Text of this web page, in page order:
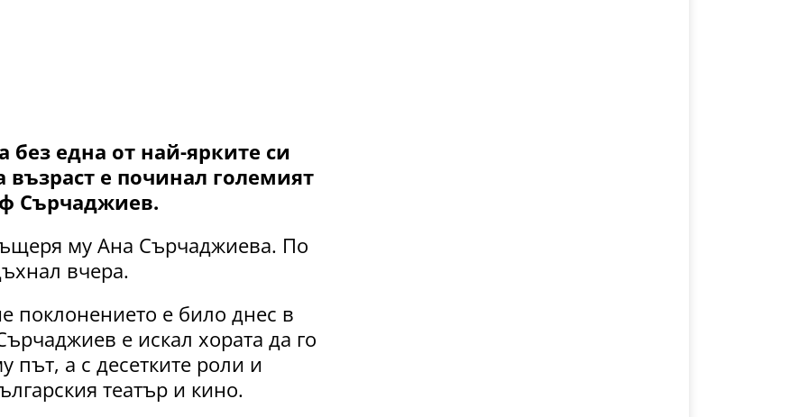
без една от най-ярките си
е починал големият
Сърчаджиев.
му Ана Сърчаджиева. По
вчера.
поклонението е било днес в
е искал хората да го
път, а с десетките роли и
театър и кино.